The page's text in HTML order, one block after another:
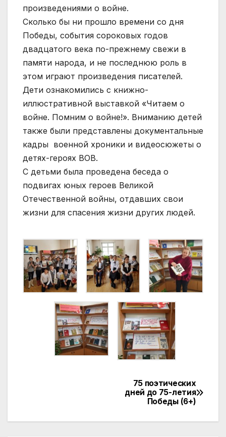
произведениями о войне.
Сколько бы ни прошло времени со дня
Победы, события сороковых годов
двадцатого века по-прежнему свежи в
памяти народа, и не последнюю роль в
этом играют произведения писателей.
Дети ознакомились с книжно-
иллюстративной выставкой «Читаем о
войне. Помним о войне!». Вниманию детей
также были представлены документальные
кадры военной хроники и видеосюжеты о
детях-героях ВОВ.
С детьми была проведена беседа о
подвигах юных героев Великой
Отечественной войны, отдавших свои
жизни для спасения жизни других людей.
75 поэтических
дней до 75-летия
Победы (6+)